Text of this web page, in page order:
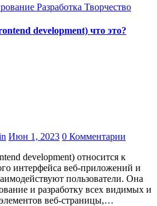
Разработка Творчество
development) что это?
Июн 1, 2023 0 Комментарии
интерфейса веб-приложений и
пользователи. Она
и разработку всех видимых и
веб-страницы,…